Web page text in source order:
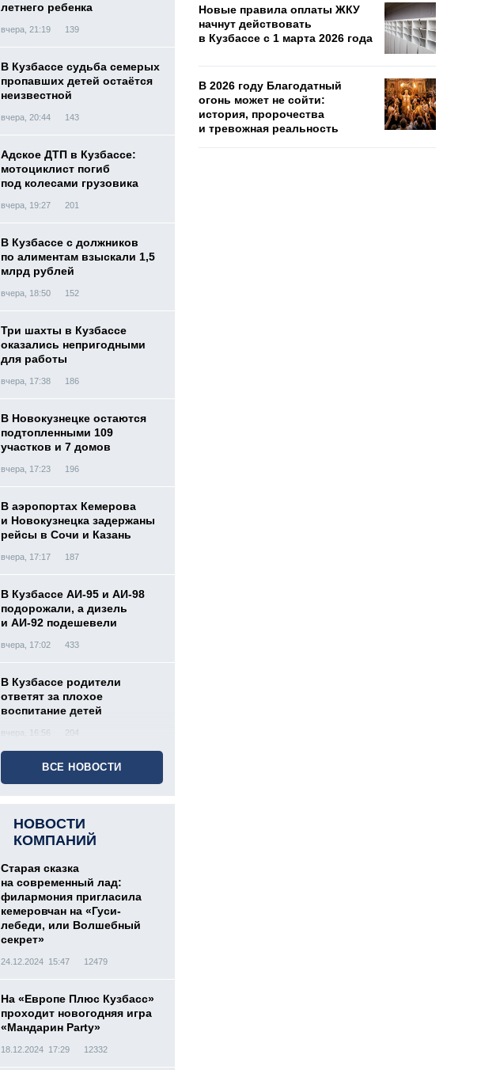
летнего ребенка
вчера, 21:19 139
В Кузбассе судьба семерых
пропавших детей остаётся
неизвестной
вчера, 20:44 143
Адское ДТП в Кузбассе:
мотоциклист погиб
под колесами грузовика
вчера, 19:27 201
В Кузбассе с должников
по алиментам взыскали 1,5
млрд рублей
вчера, 18:50 152
Три шахты в Кузбассе
оказались непригодными
для работы
вчера, 17:38 186
В Новокузнецке остаются
подтопленными 109
участков и 7 домов
вчера, 17:23 196
В аэропортах Кемерова
и Новокузнецка задержаны
рейсы в Сочи и Казань
вчера, 17:17 187
В Кузбассе АИ-95 и АИ-98
подорожали, а дизель
и АИ-92 подешевели
вчера, 17:02 433
В Кузбассе родители
ответят за плохое
воспитание детей
вчера, 16:56 204
ВСЕ НОВОСТИ
НОВОСТИ
КОМПАНИЙ
Старая сказка
на современный лад:
филармония пригласила
кемеровчан на «Гуси-
лебеди, или Волшебный
секрет»
24.12.2024 15:47 12479
На «Европе Плюс Кузбасс»
проходит новогодняя игра
«Мандарин Party»
18.12.2024 17:29 12332
Новые правила оплаты ЖКУ
начнут действовать
в Кузбассе с 1 марта 2026 года
В 2026 году Благодатный
огонь может не сойти:
история, пророчества
и тревожная реальность